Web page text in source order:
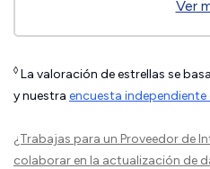
Ver
◊ La valoración de estrellas se
y nuestra encuesta
¿Trabajas para un Proveedor de
colaborar en la actualización de